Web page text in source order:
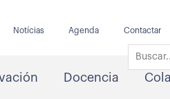
Notícias Agenda Contactar
Docencia